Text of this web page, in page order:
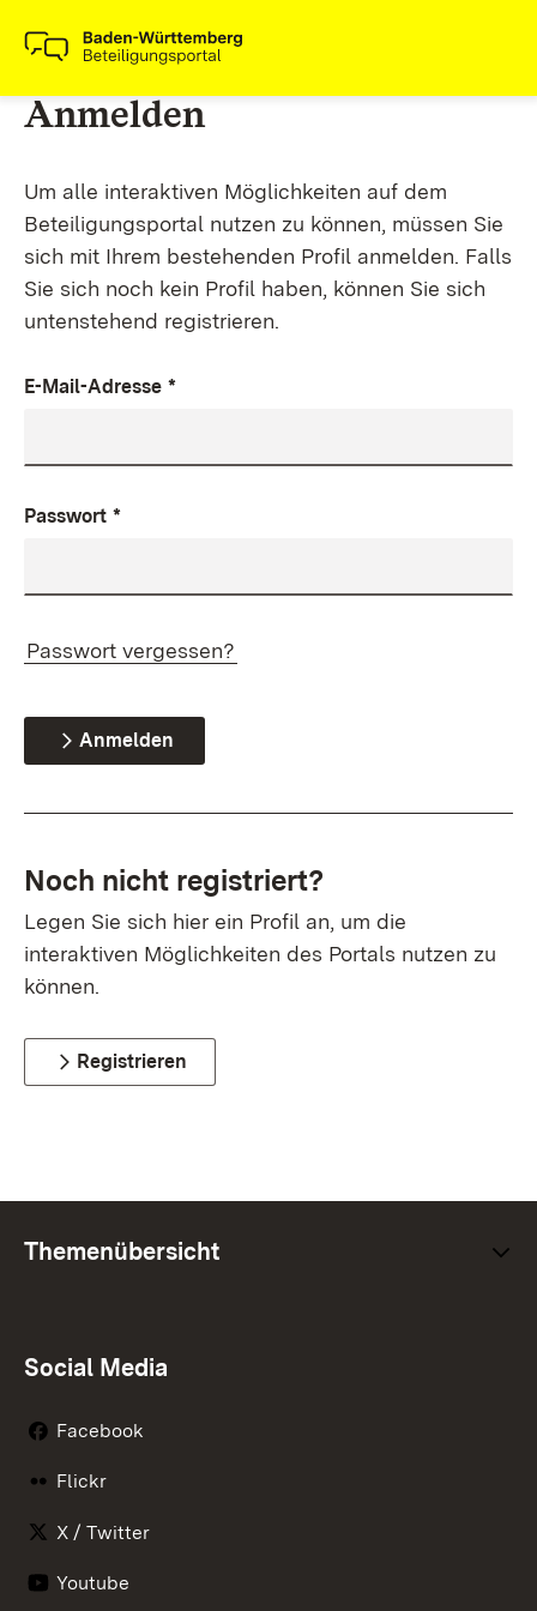
Anmelden
Um alle interaktiven Möglichkeiten auf dem
Beteiligungsportal nutzen zu können, müssen Sie
sich mit Ihrem bestehenden Profil anmelden. Falls
Sie sich noch kein Profil haben, können Sie sich
untenstehend registrieren.
E-Mail-Adresse *
Passwort *
Passwort vergessen?
Anmelden
Noch nicht registriert?
Legen Sie sich hier ein Profil an, um die
interaktiven Möglichkeiten des Portals nutzen zu
können.
Registrieren
Themenübersicht
Social Media
Facebook
Flickr
X / Twitter
Youtube